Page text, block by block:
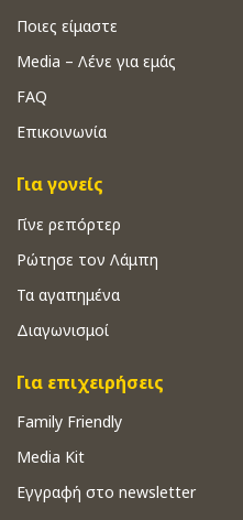
Ποιες είμαστε
Media – Λένε για εμάς
FAQ
Επικοινωνία
Για γονείς
Γίνε ρεπόρτερ
Ρώτησε τον Λάμπη
Τα αγαπημένα
Διαγωνισμοί
Για επιχειρήσεις
Family Friendly
Media Kit
Εγγραφή στο newsletter